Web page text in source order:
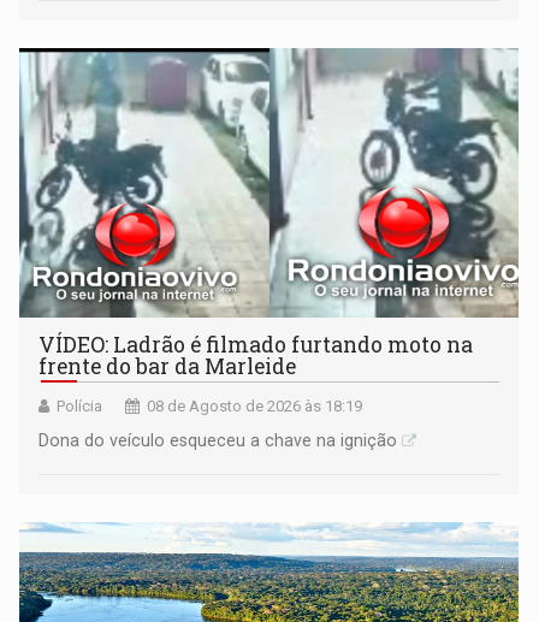
VÍDEO: Ladrão é filmado furtando moto na
frente do bar da Marleide
Polícia 08 de Agosto de 2026 às 18:19
Dona do veículo esqueceu a chave na ignição